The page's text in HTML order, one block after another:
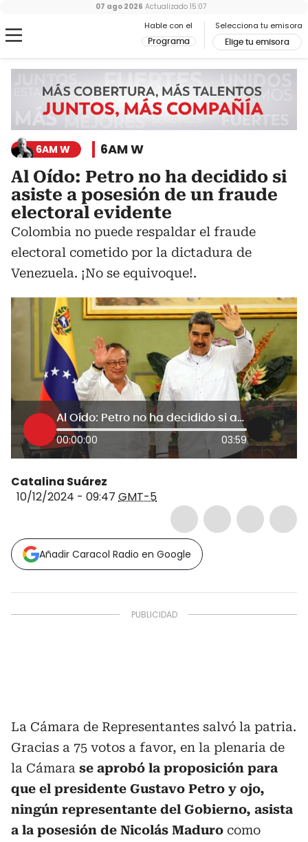
Hable con el
Programa
Selecciona tu emisora
Elige tu emisora
07 ago 2026 Actualizado 15:07
6AM W 6AM W
Al Oído: Petro no ha decidido si
asiste a posesión de un fraude
electoral evidente
Colombia no puede respaldar el fraude
electoral cometido por la dictadura de
Venezuela. ¡No se equivoque!.
Al Oído: Petro no ha decidido si asiste a posesión de un fraude electoral evidente
00:00:00 03:59
Catalina Suárez
10/12/2024 - 09:47 GMT-5
Añadir Caracol Radio en Google
La Cámara de Representantes salvó la patria.
Gracias a 75 votos a favor, en la plenaria de
la Cámara se aprobó la proposición para
que el presidente Gustavo Petro y ojo,
ningún representante del Gobierno, asista
a la posesión de Nicolás Maduro como